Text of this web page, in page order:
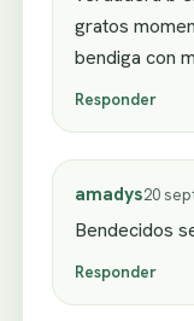
gratos
bendiga con
Responder
amadys20
Bendecidos
Responder